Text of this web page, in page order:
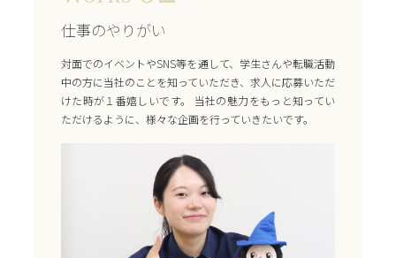
仕事のやりがい
対面でのイベントやSNS等を通して、学生さんや転職活動
中の方に当社のことを知っていただき、求人に応募いただ
けた時が１番嬉しいです。 当社の魅力をもっと知ってい
ただけるように、様々な企画を行っていきたいです。